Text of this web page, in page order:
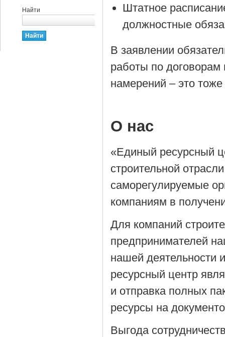
Штатное
должностные
В заявлении
работы по договорам
намерений – это
О нас
«Единый ресурсный
строительной
саморегулируемые
компаниям в
Для компаний
предпринимателей
нашей деятельности
ресурсный центр
и отправка полных
ресурсы на
Выгода
Найти